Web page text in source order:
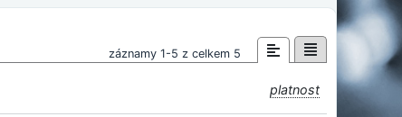
záznamy 1-5 z celkem 5
platnost